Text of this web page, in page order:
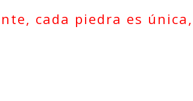
cada piedra es